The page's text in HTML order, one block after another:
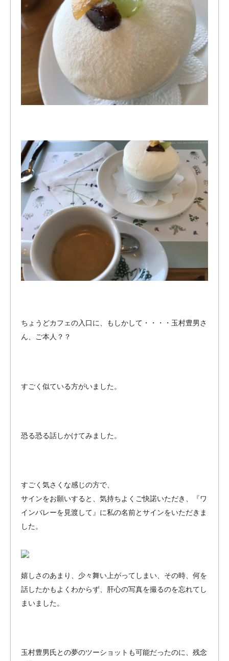
ちょうどカフェの入口に、もしかして・・・・玉村豊男さ
ん、ご本人？？
すごく似ている方がいました。
恐る恐る話しかけてみました。
すごく気さくな感じの方で、
サインをお願いすると、気持ちよくご快諾いただき、『ワ
インバレーを見渡して』に私の名前とサインをいただきま
した。
嬉しさのあまり、少々舞い上がってしまい、その時、何を
話したかもよくわからず、肝心の写真を撮るのを忘れてし
まいました。
玉村豊男氏との夢のツーショットも可能だったのに、残念